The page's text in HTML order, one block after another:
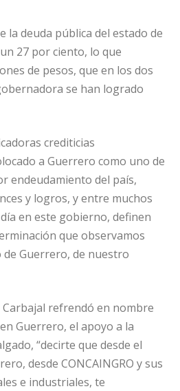
la deuda pública del estado de
27 por ciento, lo que
de pesos, que en los dos
se han logrado
crediticias
a Guerrero como uno de
endeudamiento del país,
y logros, y entre muchos
en este gobierno, definen
que observamos
Guerrero, de nuestro
refrendó en nombre
Guerrero, el apoyo a la
“decirte que desde el
desde CONCAINGRO y sus
e industriales, te